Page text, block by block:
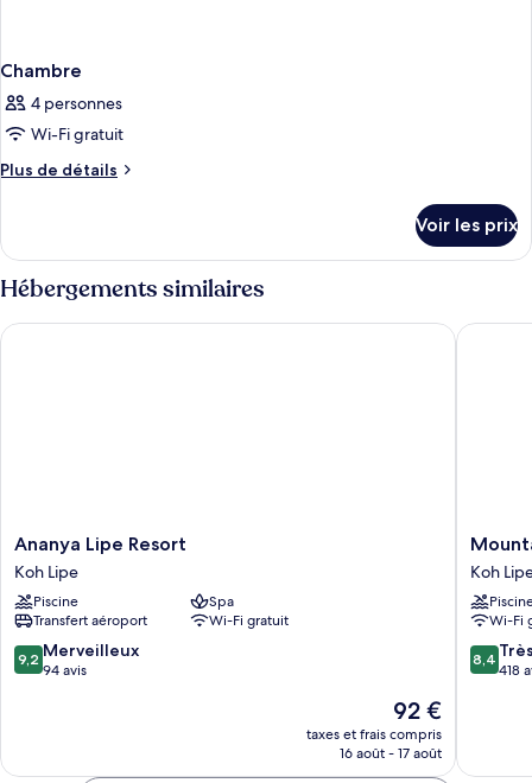
Chambre
4 personnes
Wi-Fi gratuit
Plus de détails
Plus
le
type
de
Chambre
Voir les prix
Hébergements similaires
Ananya
Lipe
Resort
Koh
Lipe
Ananya Lipe Resort
Koh Lipe
Piscine
Spa
Transfert aéroport
Wi-Fi gratuit
9.2
sur
9,2 Merveilleux
94 avis
Le
nouveau
prix
92 €
taxes et frais compris
16 août - 17 août
Ananya Lipe Resort
Resort
Koh
Lipe
Koh
Lipe
Koh
Wi-Fi
8.4
sur
8,4
418